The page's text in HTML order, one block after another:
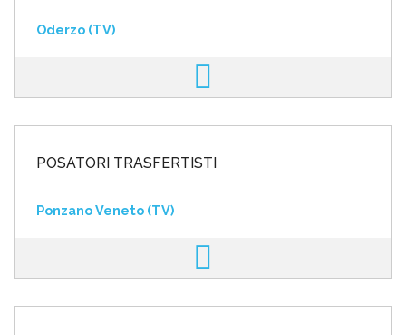
Oderzo (TV)
POSATORI TRASFERTISTI
Ponzano Veneto (TV)